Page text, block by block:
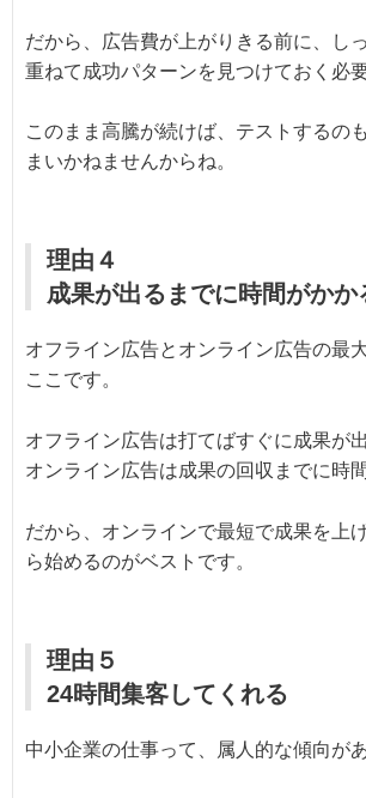
だから、広告費が上がりきる前に、し
重ねて成功パターンを見つけておく必
このまま高騰が続けば、テストするの
まいかねませんからね。
理由４
成果が出るまでに時間がかか
オフライン広告とオンライン広告の最
ここです。
オフライン広告は打てばすぐに成果が
オンライン広告は成果の回収までに時
だから、オンラインで最短で成果を上
ら始めるのがベストです。
理由５
24時間集客してくれる
中小企業の仕事って、属人的な傾向が